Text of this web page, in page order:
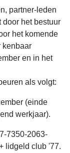
partner-leden
het bestuur
het komende
kenbaar
en in het
als volgt:
(einde
werkjaar).
7350-2063-
lidgeld club '77.